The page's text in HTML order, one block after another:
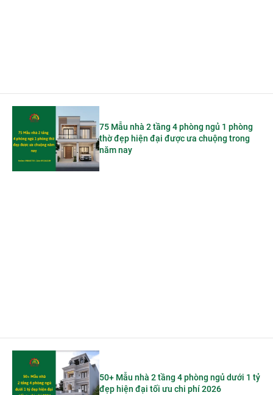
75 Mẫu nhà 2 tầng 4 phòng ngủ 1 phòng
thờ đẹp hiện đại được ưa chuộng trong
năm nay
50+ Mẫu nhà 2 tầng 4 phòng ngủ dưới 1 tỷ
đẹp hiện đại tối ưu chi phí 2026